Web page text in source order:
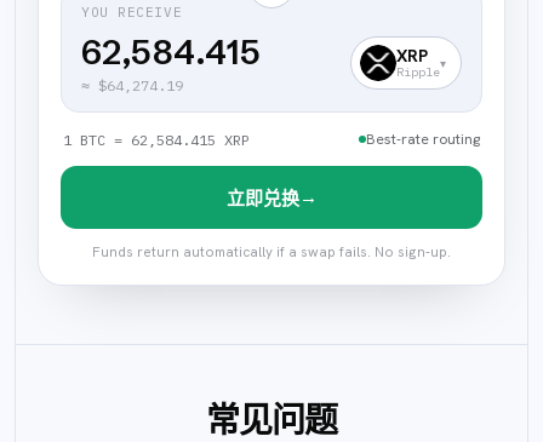
YOU RECEIVE
62,584.415
≈ $64,274.19
XRP
Ripple
▾
1 BTC = 62,584.415 XRP Best-rate routing
立即兑换→
Funds return automatically if a swap fails. No sign-up.
常见问题